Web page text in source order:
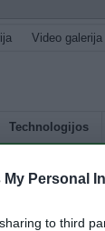
My Personal
to third
Video galerija
Technologijos